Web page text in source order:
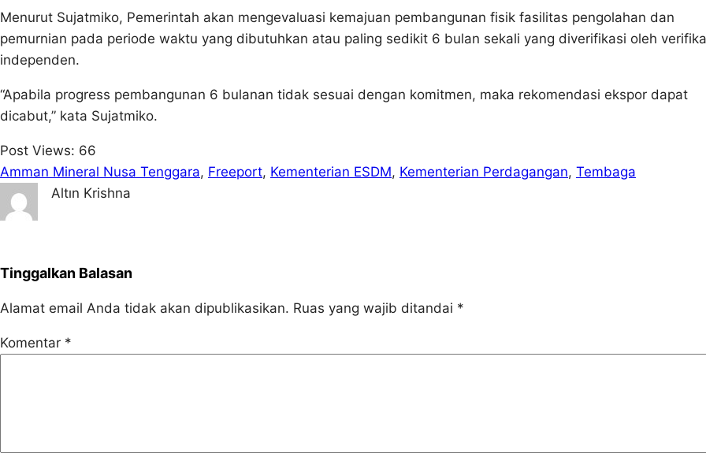
Menurut Sujatmiko, Pemerintah akan mengevaluasi kemajuan pembangunan fisik fasilitas pengolahan dan
pemurnian pada periode waktu yang dibutuhkan atau paling sedikit 6 bulan sekali yang diverifikasi oleh
independen.
“Apabila progress pembangunan 6 bulanan tidak sesuai dengan komitmen, maka rekomendasi ekspor dapat
dicabut,” kata Sujatmiko.
Post Views: 66
Amman Mineral Nusa Tenggara, Freeport, Kementerian ESDM, Kementerian Perdagangan, Tembaga
Altın Krishna
Tinggalkan Balasan
Alamat email Anda tidak akan dipublikasikan. Ruas yang wajib ditandai *
Komentar *